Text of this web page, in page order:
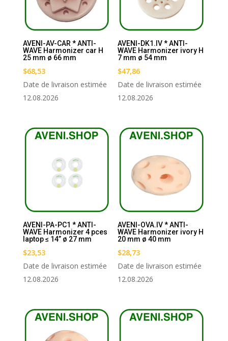
AVENI-AV-CAR * ANTI-
WAVE Harmonizer car H
25 mm ø 66 mm
$68,53
Date de livraison estimée
12.08.2026
AVENI-DK1.IV * ANTI-
WAVE Harmonizer ivory H
7 mm ø 54 mm
$47,86
Date de livraison estimée
12.08.2026
AVENI-PA-PC1 * ANTI-
WAVE Harmonizer 4 pces
laptop ≤ 14” ø 27 mm
$23,53
Date de livraison estimée
12.08.2026
AVENI-OVA.IV * ANTI-
WAVE Harmonizer ivory H
20 mm ø 40 mm
$28,73
Date de livraison estimée
12.08.2026